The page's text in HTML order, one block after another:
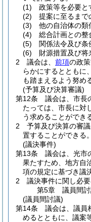
(1)
政策等を必要と
(2)
提案に至るまで
(3)
他の自治体の類
(4)
総合計画との整
(5)
関係法令及び条
(6)
財源措置及び
2
議会は、 前項の政
らかにするとともに
も踏まえるよう努め
(予算及び決算審議)
第12条
議会は、市長
たっては、市長に対
う求めることができ
2
予算及び決算の審
置することができる。
(議決事件)
第13条
議会は、光市
果たすため、地方自
項の規定に基づき議
2
議決事件に関し必
第5章
議員間
(議員間討議)
第14条
議会は、議員
めるとともに、議案